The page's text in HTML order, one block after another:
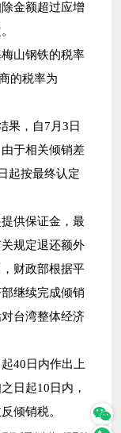
金额超过应增
山钢铁的税率
的税率为
果，自7月3日
于相关倾销差
起按最终认定
供保证金，最
规定退还额外
财政部根据平
继续完成倾销
台湾整体经济
40日内作出上
日起10日内，
倾销税。